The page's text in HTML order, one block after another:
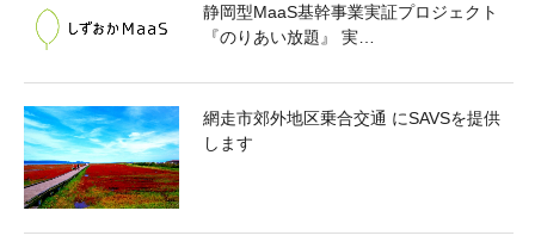
静岡型MaaS基幹事業実証プロジェクト
『のりあい放題』 実…
網走市郊外地区乗合交通 にSAVSを提供
します